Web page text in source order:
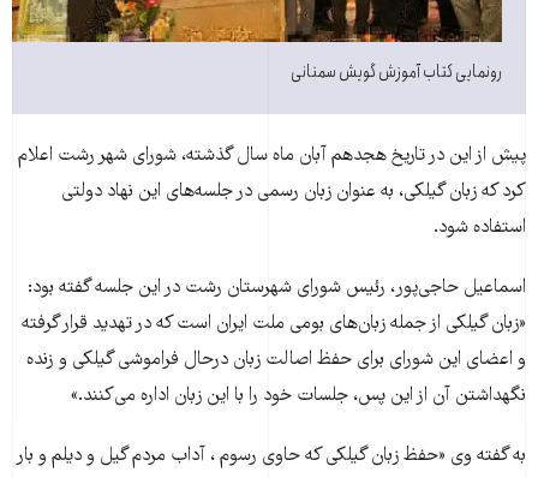
رونمایی کتاب آموزش گویش سمنانی
پیش از این در تاریخ هجدهم آبان ماه سال گذشته، شورای شهر رشت اعلام
کرد که زبان گیلکی، به عنوان زبان رسمی در جلسه‌های این نهاد دولتی
استفاده شود.
اسماعیل حاجی‌‌پور، رئیس شورای شهرستان رشت در این جلسه گفته بود:
«زبان گیلکی از جمله زبان‌های بومی ملت ایران است که در تهدید قرار گرفته
و اعضای این شورای برای حفظ اصالت زبان درحال فراموشی گیلکی و زنده
نگهداشتن آن از این پس، جلسات خود را با این زبان اداره می‌کنند.»
به گفته وی «حفظ زبان گیلکی که حاوی رسوم ، آداب مردم گیل و دیلم و بار